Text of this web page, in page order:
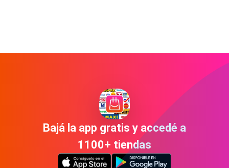
Bajá la app gratis y accedé a
1100+ tiendas